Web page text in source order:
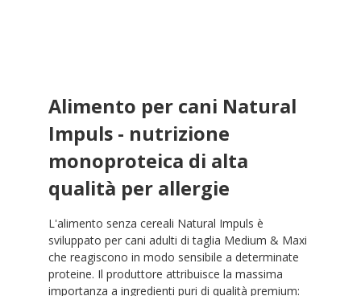
Alimento per cani Natural
Impuls - nutrizione
monoproteica di alta
qualità per allergie
L'alimento senza cereali Natural Impuls è
sviluppato per cani adulti di taglia Medium & Maxi
che reagiscono in modo sensibile a determinate
proteine. Il produttore attribuisce la massima
importanza a ingredienti puri di qualità premium: